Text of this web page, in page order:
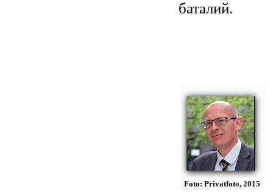
баталий.
Foto: Privatfoto, 2015